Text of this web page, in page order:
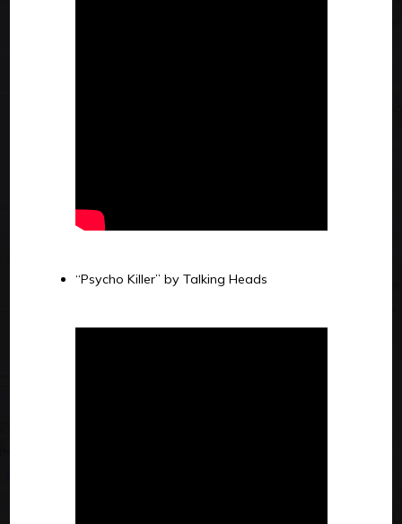
“Psycho Killer” by Talking Heads